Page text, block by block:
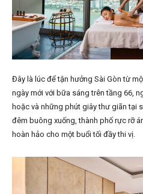
Đây là lúc để tận hưởng Sài Gòn từ
ngày mới với bữa sáng trên tầng 66,
hoặc và những phút giây thư giãn tại
đêm buông xuống, thành phố rực rỡ
hoàn hảo cho một buổi tối đầy thi vị.